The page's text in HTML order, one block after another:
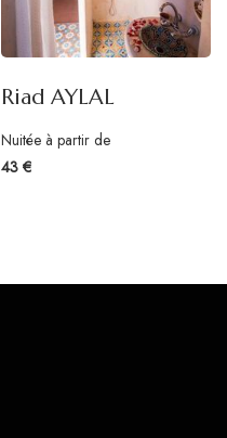
Riad AYLAL
Nuitée à partir de
43 €